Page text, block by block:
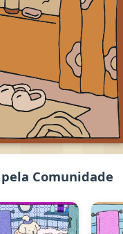
Comunidade